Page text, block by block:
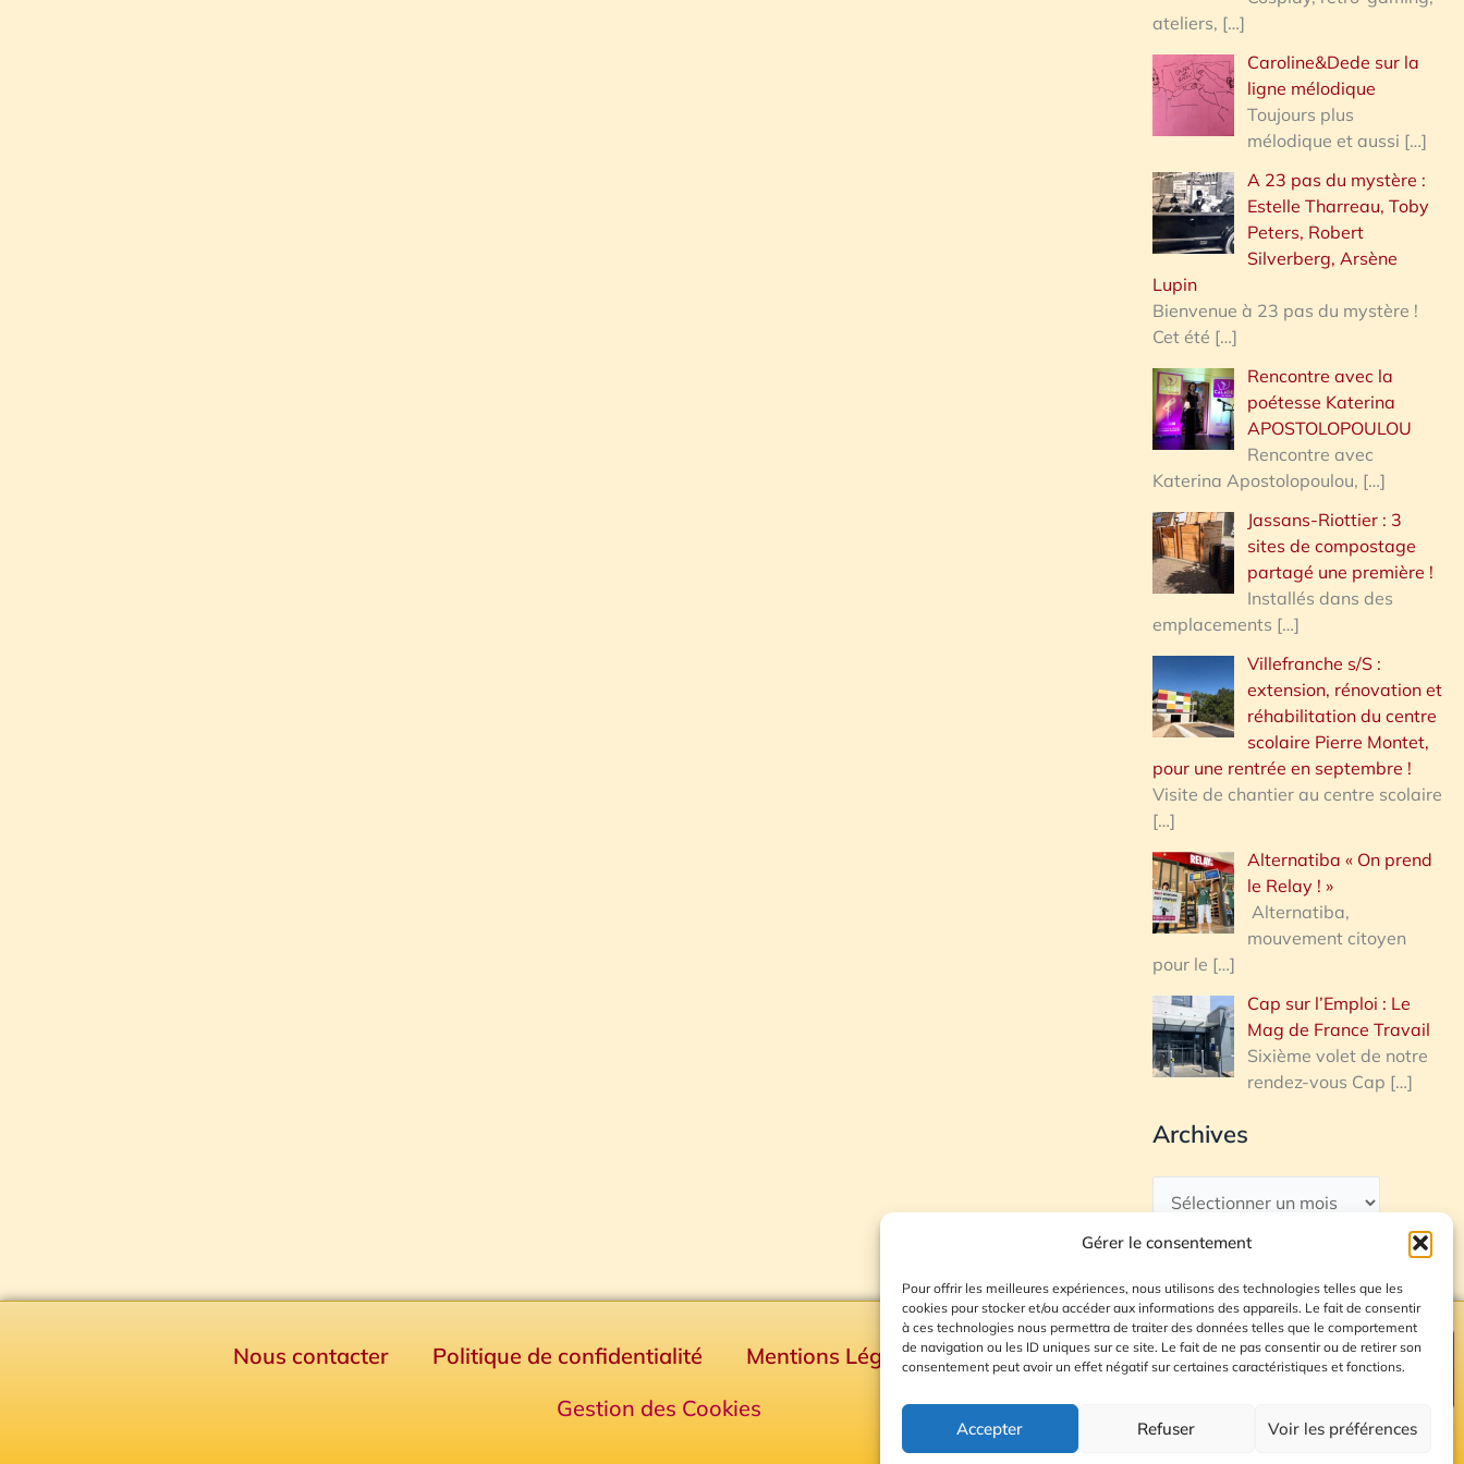
Gérer le consentement
Pour offrir les meilleures expériences, nous utilisons des technologies telles que les
cookies pour stocker et/ou accéder aux informations des appareils. Le fait de consentir
à ces technologies nous permettra de traiter des données telles que le comportement
de navigation ou les ID uniques sur ce site. Le fait de ne pas consentir ou de retirer son
consentement peut avoir un effet négatif sur certaines caractéristiques et fonctions.
Accepter Refuser Voir les préférences
ateliers, […]
Caroline&Dede sur la
ligne mélodique
Toujours plus
mélodique et aussi […]
A 23 pas du mystère :
Estelle Tharreau, Toby
Peters, Robert
Silverberg, Arsène
Lupin
Bienvenue à 23 pas du mystère !
Cet été […]
Rencontre avec la
poétesse Katerina
APOSTOLOPOULOU
Rencontre avec
Katerina Apostolopoulou, […]
Jassans-Riottier : 3
sites de compostage
partagé une première !
Installés dans des
emplacements […]
Villefranche s/S :
extension, rénovation et
réhabilitation du centre
scolaire Pierre Montet,
pour une rentrée en septembre !
Visite de chantier au centre scolaire
[…]
Alternatiba « On prend
le Relay ! »
Alternatiba,
mouvement citoyen
pour le […]
Cap sur l’Emploi : Le
Mag de France Travail
Sixième volet de notre
rendez-vous Cap […]
Archives
Nous contacter Politique de confidentialité Mentions Légales
Plan du site
Gestion des Cookies